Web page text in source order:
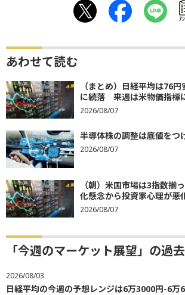
ｱ
あわせて読む
（まとめ）日経平均は76
に続落 来週は米物価指標
2026/08/07
半導体株の調整は底値をつ
2026/08/07
（朝）米国市場は3指数
化懸念から投資家心理が悪
2026/08/07
「今週のマーケット展望」の過
2026/08/03
日経平均の今週の予想レンジは6万3000円-6万